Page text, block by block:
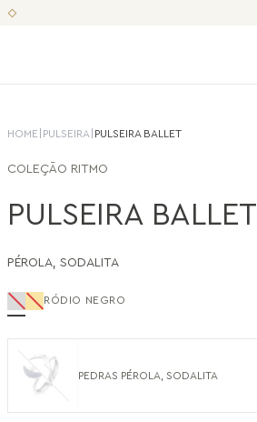
HOME PULSEIRA PULSEIRA BALLET
COLEÇÃO RITMO
PULSEIRA BALLET
PÉROLA, SODALITA
RÓDIO NEGRO
PEDRAS PÉROLA, SODALITA